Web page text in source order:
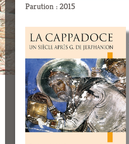
Parution : 2015